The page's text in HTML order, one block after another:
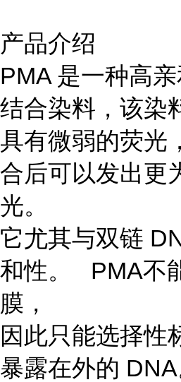
产品介绍
PMA 是一种高
结合染料，该染
具有微弱的荧光
合后可以发出更
光。
它尤其与双链
和性。 PMA不
膜，
因此只能选择性
暴露在外的